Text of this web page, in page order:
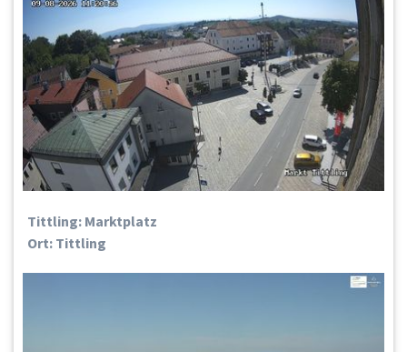
Tittling: Marktplatz
Ort: Tittling